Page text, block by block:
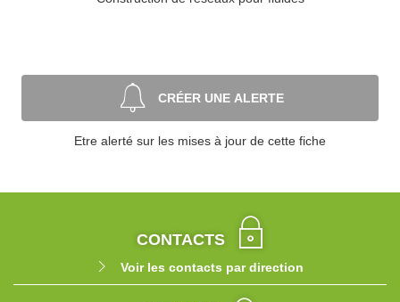
CRÉER UNE ALERTE
Etre alerté sur les mises à jour de cette fiche
CONTACTS
Voir les contacts par direction